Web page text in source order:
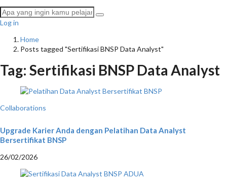
Log in
Home
Posts tagged "Sertifikasi BNSP Data Analyst"
Tag: Sertifikasi BNSP Data Analyst
Collaborations
Upgrade Karier Anda dengan Pelatihan Data Analyst
Bersertifikat BNSP
26/02/2026